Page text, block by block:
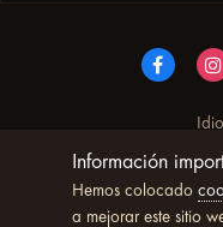
© Copyright
Información
Hemos colocado
a mejorar este sitio